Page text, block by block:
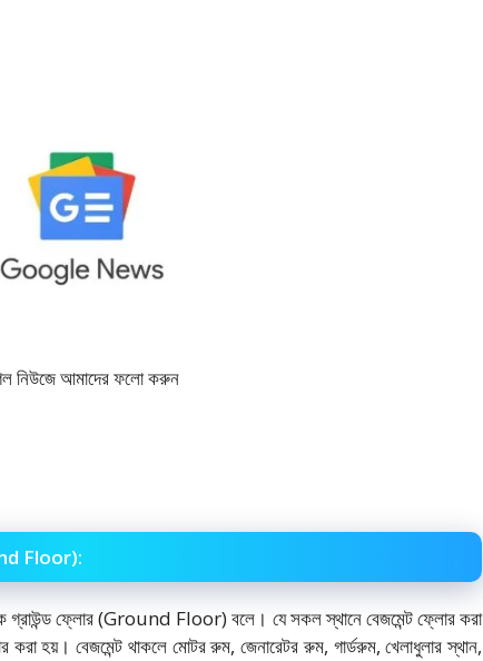
নিউজে আমাদের ফলো করুন
Floor):
গ্রাউন্ড ফ্লোর (Ground Floor) বলে। যে সকল স্থানে বেজমেন্ট ফ্লোর করা
করা হয়। বেজমেন্ট থাকলে মোটর রুম, জেনারেটর রুম, গার্ডরুম, খেলাধুলার স্থান,